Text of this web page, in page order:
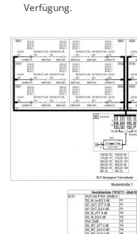
Verfügung.